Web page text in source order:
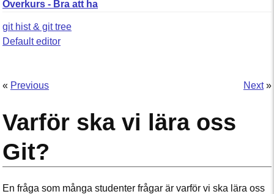
Överkurs - Bra att ha
git hist & git tree
Default editor
Next»
« Previous
Varför ska vi lära oss
Git?
En fråga som många studenter frågar är varför vi ska lära oss